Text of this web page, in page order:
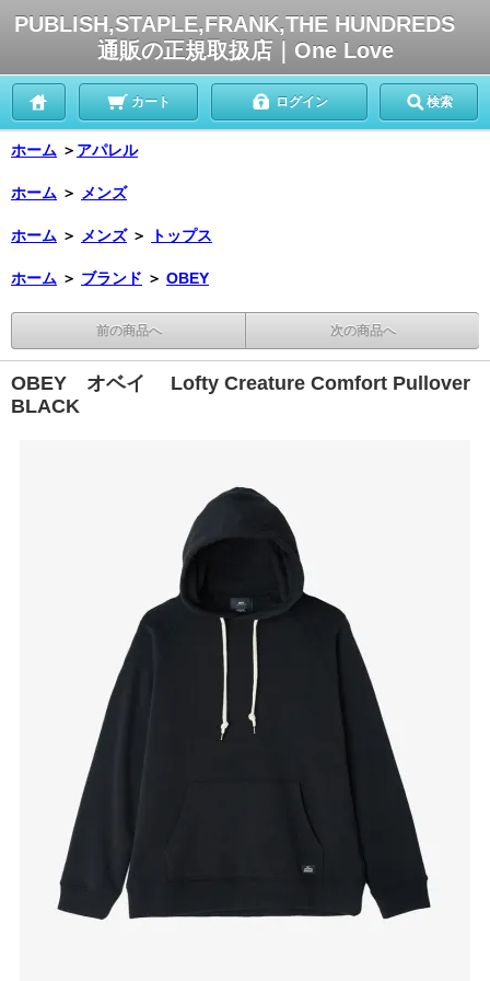
PUBLISH,STAPLE,FRANK,THE HUNDREDS
通販の正規取扱店｜One Love
カート ログイン 検索
ホーム ＞ アパレル
ホーム ＞ メンズ
ホーム ＞ メンズ ＞ トップス
ホーム ＞ ブランド ＞ OBEY
前の商品へ 次の商品へ
OBEY オベイ Lofty Creature Comfort Pullover
BLACK